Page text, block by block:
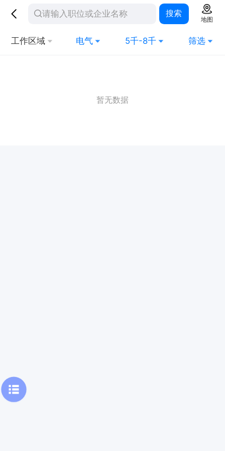
搜索
地图
工作区域 电气 5千-8千 筛选
暂无数据